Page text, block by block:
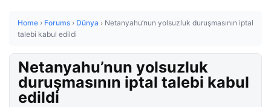
Home › Forums › Dünya › Netanyahu’nun yolsuzluk duruşmasının iptal
talebi kabul edildi
Netanyahu’nun yolsuzluk
duruşmasının iptal talebi kabul
edildi